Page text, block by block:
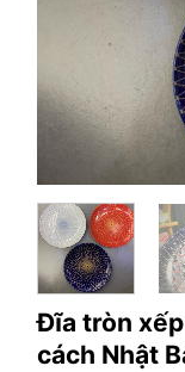
Đĩa tròn
cách Nhật